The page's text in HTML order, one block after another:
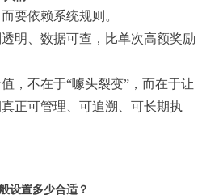
要依赖系统规则。
明、数据可查，比单次高额奖励
，不在于“噱头裂变”，而在于让
正可管理、可追溯、可长期执
设置多少合适？